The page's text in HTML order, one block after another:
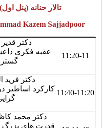
Head: Dr. Mohammad
داعش سرزنده و
گسترده
and
در توجیه افراط
گرایی
in the
کاظم سجادپور
بزرگ و نظم منطقه
Kazem